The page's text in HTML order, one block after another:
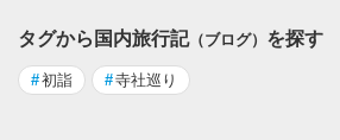
タグから国内旅行記（ブログ） を探す
#初詣 #寺社巡り